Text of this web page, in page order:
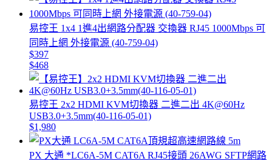
易控王 1x4 1進4出網路分配器 交換器 RJ45 1000Mbps 可
同時上網 外接電源 (40-759-04)
$397
$468
易控王 2x2 HDMI KVM切換器 二進二出 4K@60Hz
USB3.0+3.5mm(40-116-05-01)
$1,980
PX 大通 *LC6A-5M CAT6A RJ45接頭 26AWG SFTP網路